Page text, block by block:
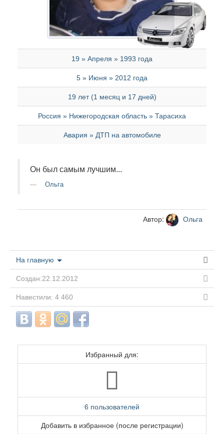
19 » Апреля » 1993 года
5 » Июня » 2012 года
19 лет (1 месяц и 17 дней)
Россия » Нижегородская область » Тарасиха
Авария » ДТП на автомобиле
Он был самым лучшим...
Ольга
Автор: Ольга
На главную
Создан:22.12.2012
Навестили: 4 460
Избранный для:
6 пользователей
Добавить в избранное (после регистрации)